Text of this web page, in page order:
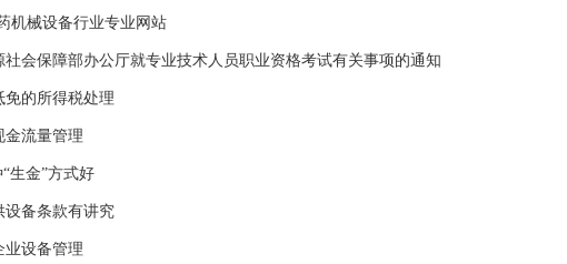
机械设备行业专业网站
社会保障部办公厅就专业技术人员职业资格考试有关事项的通知
免的所得税处理
金流量管理
生金”方式好
设备条款有讲究
业设备管理